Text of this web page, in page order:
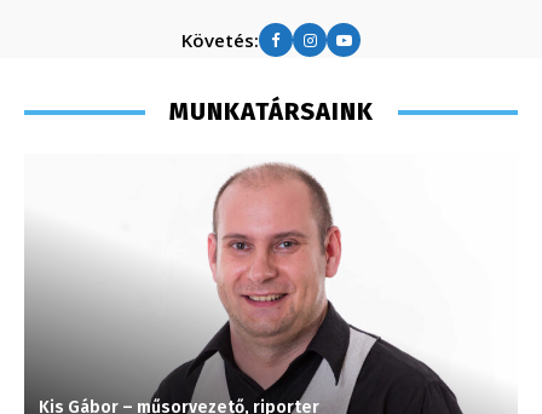
Követés:
MUNKATÁRSAINK
Kis Gábor – műsorvezető, riporter